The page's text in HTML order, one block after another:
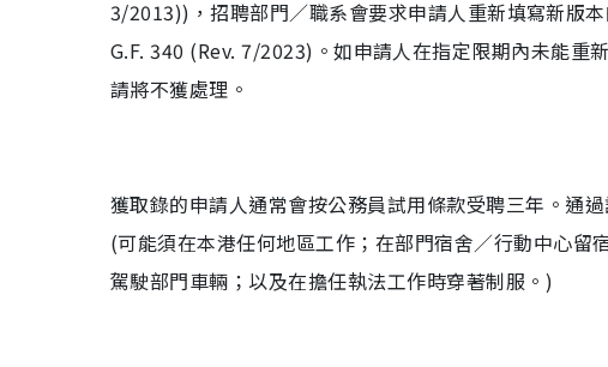
3/2013))，招聘部門／職系會要求申請人重新填寫新版
G.F. 340 (Rev. 7/2023)。如申請人在指定限期內未能重
請將不獲處理。
獲取錄的申請人通常會按公務員試用條款受聘三年。通
(可能須在本港任何地區工作；在部門宿舍／行動中心留
駕駛部門車輛；以及在擔任執法工作時穿著制服。)